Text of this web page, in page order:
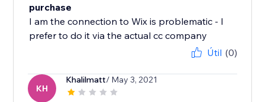
purchase
I am the connection to Wix is problematic - I
prefer to do it via the actual cc company
Útil (0)
KH
Khalilmatt/ May 3, 2021